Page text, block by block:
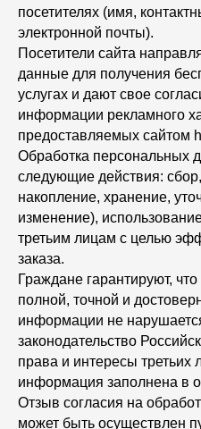
посетителях (имя,
электронной почты).
Посетители сайта
данные для получения
услугах и дают свое
информации рекламного
предоставляемых сайтом
Обработка персональных
следующие действия:
накопление, хранение,
изменение),
третьим лицам с целью
заказа.
Граждане гарантируют,
полной, точной и
информации не
законодательство
права и интересы третьих
информация заполнена в
Отзыв согласия на
может быть осуществлен